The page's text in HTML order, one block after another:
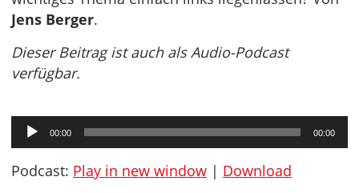
Jens Berger.
Dieser Beitrag ist auch als Audio-Podcast
verfügbar.
Audio-
Player
00:00 00:00
Podcast: Play in new window | Download